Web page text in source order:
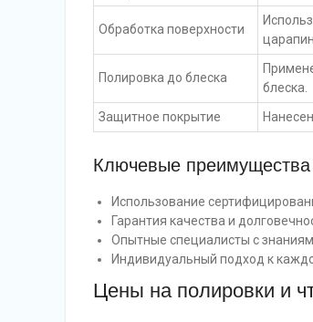
Обработка поверхности
Полировка до блеска
блеска.
Защитное покрытие
Ключевые
Использование
Гарантия качества и
Опытные специалисты с
Индивидуальный подход к
Цены на полировки и